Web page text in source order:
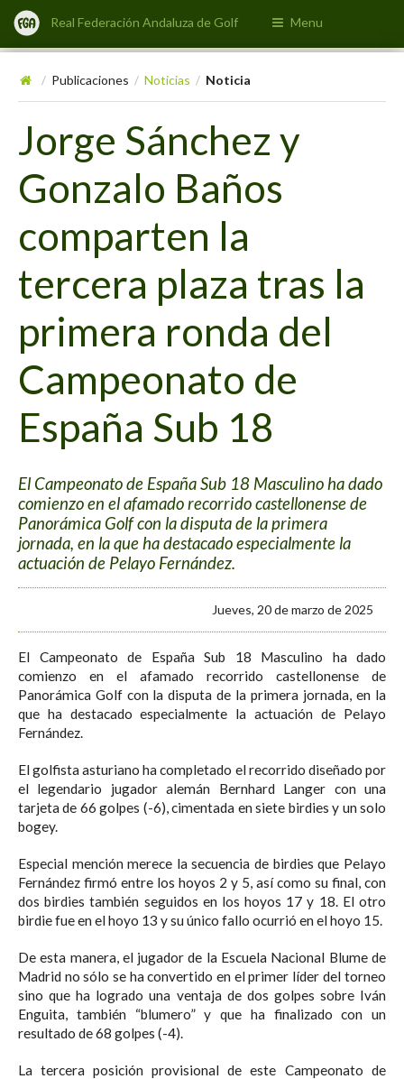
Real Federación Andaluza de Golf Menu
/ Publicaciones / Noticias / Noticia
Jorge Sánchez y
Gonzalo Baños
comparten la
tercera plaza tras la
primera ronda del
Campeonato de
España Sub 18
El Campeonato de España Sub 18 Masculino ha dado
comienzo en el afamado recorrido castellonense de
Panorámica Golf con la disputa de la primera
jornada, en la que ha destacado especialmente la
actuación de Pelayo Fernández.
Jueves, 20 de marzo de 2025
El Campeonato de España Sub 18 Masculino ha dado
comienzo en el afamado recorrido castellonense de
Panorámica Golf con la disputa de la primera jornada, en la
que ha destacado especialmente la actuación de Pelayo
Fernández.
El golfista asturiano ha completado el recorrido diseñado por
el legendario jugador alemán Bernhard Langer con una
tarjeta de 66 golpes (-6), cimentada en siete birdies y un solo
bogey.
Especial mención merece la secuencia de birdies que Pelayo
Fernández firmó entre los hoyos 2 y 5, así como su final, con
dos birdies también seguidos en los hoyos 17 y 18. El otro
birdie fue en el hoyo 13 y su único fallo ocurrió en el hoyo 15.
De esta manera, el jugador de la Escuela Nacional Blume de
Madrid no sólo se ha convertido en el primer líder del torneo
sino que ha logrado una ventaja de dos golpes sobre Iván
Enguita, también “blumero” y que ha finalizado con un
resultado de 68 golpes (-4).
La tercera posición provisional de este Campeonato de